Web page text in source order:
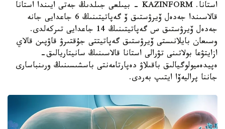
استانا. KAZINFORM - بيىلعى جىلدىڭ جەتى ايىندا استانا
قالاسىندا جەدەل ۆيرۋستىق ۆ گەپاتيتىنىڭ 6 جاعدايى جانە
جەدەل ۆيرۋستىق س گەپاتيتىنىڭ 14 جاعدايى تىركەلدى.
وسىعان بايلانىستى ۆيرۋستىق گەپاتيتتى جۇقتىرۋ قاۋپىن قالاي
ازايتۋعا بولاتىنى تۋرالى استانا قالاسىنىڭ سانيتاريالىق-
ەپيدەميولوگيالىق باقىلاۋ دەپارتامەنتى باسشىسىنىڭ ورىنباسارى
جاننا پراليەۆا ايتىپ بەردى.